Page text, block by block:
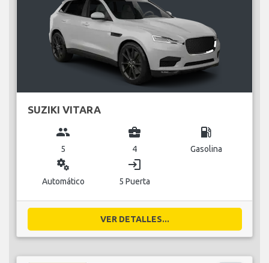
SUZIKI VITARA
group
5
business_center
4
local_gas_station
Gasolina
miscellaneous_services
Automático
login
5 Puerta
VER DETALLES...